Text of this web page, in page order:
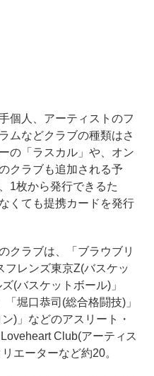
個人、アーティストのフ
ムなどクラブの種類はさ
の「ラスカル」や、オン
クラブも追加される予
1枚から発行できるた
くても提携カードを発行
クラブは、「ブラウブリ
フレンズ東京Z(バスケッ
(バスケットボール)」
「堀口恭司(総合格闘技)」
)」などのアスリート・
Club(アーティス
エーターなど約20。